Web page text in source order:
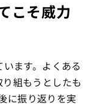
こそ威力
ます。よくある
組もうとしたも
に振り返りを実